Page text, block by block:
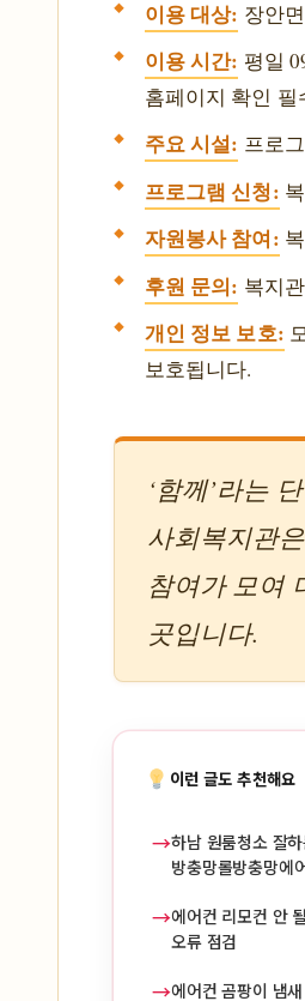
이용 대상: 장안
이용 시간: 평일
홈페이지 확인 필
주요 시설: 프로
프로그램 신청:
자원봉사 참여:
후원 문의: 복지
개인 정보 보호:
보호됩니다.
‘함께’라는
사회복지관
참여가 모여
곳입니다.
이런 글도 추천해요
→하남 원룸청소 잘
방충망롤방충망에
→에어컨 리모컨 안
오류 점검
→에어컨 곰팡이 냄